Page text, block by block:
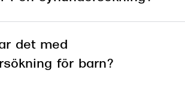
det med
för barn?